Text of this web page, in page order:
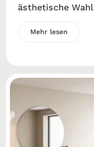
ästhetische Wahl
Mehr lesen